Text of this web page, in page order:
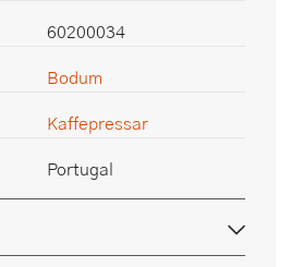
60200034
Bodum
Kaffepressar
Portugal